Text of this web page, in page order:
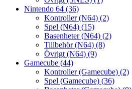
Nintendo 64 (36)
Kontroller (N64) (2)
Spel (N64) (15)
Basenheter (N64) (2)
Tillbehör (N64) (8)
Övrigt (N64) (9)
Gamecube (44)
Kontroller (Gamecube) (2)
Spel (Gamecube) (36)